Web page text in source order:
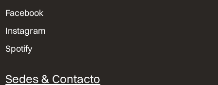
Facebook
Instagram
Spotify
Sedes & Contacto